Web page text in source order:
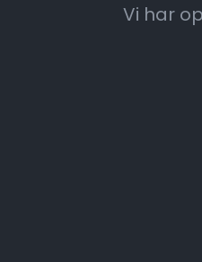
Vi har